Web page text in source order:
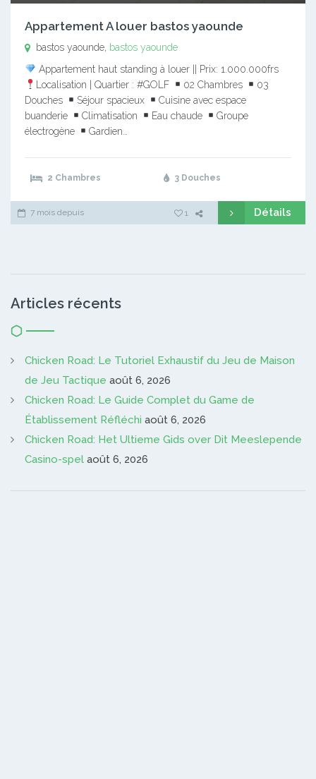
Appartement A louer bastos yaounde
bastos yaounde, bastos yaounde
Appartement haut standing à louer || Prix: 1.000.000frs
Localisation | Quartier : #GOLF
02 Chambres
03
Douches
Séjour spacieux
Cuisine avec espace
buanderie
Climatisation Eau chaude
Groupe
électrogène
Gardien…
2 Chambres 3 Douches
7 mois depuis 1 Détails
Articles récents
Chicken Road: Le Tutoriel Exhaustif du Jeu de Maison
de Jeu Tactique août 6, 2026
Chicken Road: Le Guide Complet du Game de
Établissement Réfléchi août 6, 2026
Chicken Road: Het Ultieme Gids over Dit Meeslepende
Casino-spel août 6, 2026